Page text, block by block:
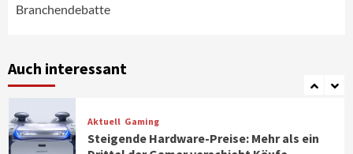
Branchendebatte
Auch interessant
7
Klimageräte und Ventilatoren
Aktuell Gaming
Steigende Hardware-Preise: Mehr als ein